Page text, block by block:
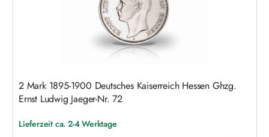
2 Mark 1895-1900 Deutsches Kaiserreich Hessen Ghzg.
Ernst Ludwig Jaeger-Nr. 72
Lieferzeit ca. 2-4 Werktage